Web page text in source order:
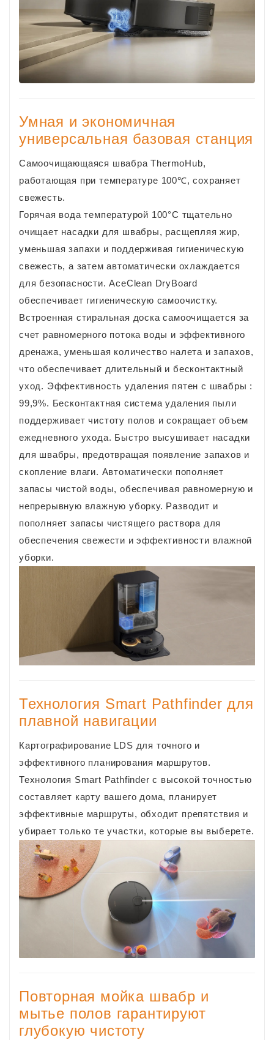
Умная и экономичная
универсальная базовая станция
Самоочищающаяся швабра ThermoHub,
работающая при температуре 100℃, сохраняет
свежесть.
Горячая вода температурой 100°C тщательно
очищает насадки для швабры, расщепляя жир,
уменьшая запахи и поддерживая гигиеническую
свежесть, а затем автоматически охлаждается
для безопасности. AceClean DryBoard
обеспечивает гигиеническую самоочистку.
Встроенная стиральная доска самоочищается за
счет равномерного потока воды и эффективного
дренажа, уменьшая количество налета и запахов,
что обеспечивает длительный и бесконтактный
уход. Эффективность удаления пятен с швабры :
99,9%. Бесконтактная система удаления пыли
поддерживает чистоту полов и сокращает объем
ежедневного ухода. Быстро высушивает насадки
для швабры, предотвращая появление запахов и
скопление влаги. Автоматически пополняет
запасы чистой воды, обеспечивая равномерную и
непрерывную влажную уборку. Разводит и
пополняет запасы чистящего раствора для
обеспечения свежести и эффективности влажной
уборки.
Технология Smart Pathfinder для
плавной навигации
Картографирование LDS для точного и
эффективного планирования маршрутов.
Технология Smart Pathfinder с высокой точностью
составляет карту вашего дома, планирует
эффективные маршруты, обходит препятствия и
убирает только те участки, которые вы выберете.
Повторная мойка швабр и
мытье полов гарантируют
глубокую чистоту